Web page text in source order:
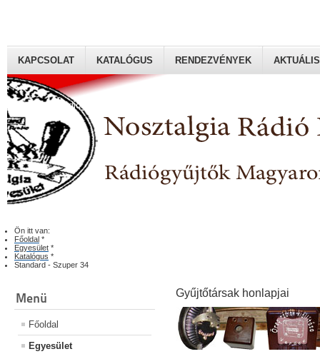
Rádiógyűjtők Magyaroszági Klubja
KAPCSOLAT KATALÓGUS RENDEZVÉNYEK AKTUÁLIS
Ön itt van:
Főoldal *
Egyesület *
Katalógus *
Standard - Szuper 34
Menü
Főoldal
Egyesület
Gyűjtőtársak honlapjai